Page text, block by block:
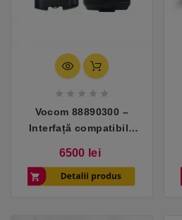
    
Vocom 88890300 –
Interfață compatibilă
Trucks
6500 lei